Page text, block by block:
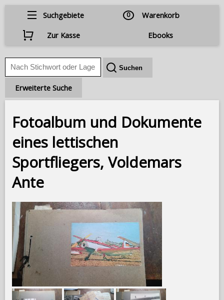
Suchgebiete 0
Warenkorb
Zur Kasse
Ebooks
Erweiterte Suche
Fotoalbum und Dokumente
eines lettischen
Sportfliegers, Voldemars
Ante